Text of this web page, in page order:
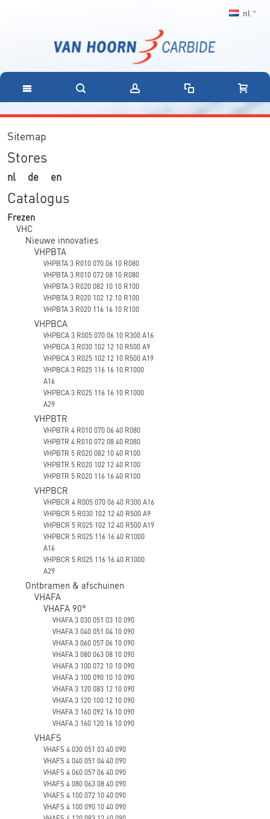
nl
Sitemap
Stores
nl de en
Catalogus
Frezen
VHC
Nieuwe innovaties
VHPBTA
VHPBTA 3 R010 070 06 10 R080
VHPBTA 3 R010 072 08 10 R080
VHPBTA 3 R020 082 10 10 R100
VHPBTA 3 R020 102 12 10 R100
VHPBTA 3 R020 116 16 10 R100
VHPBCA
VHPBCA 3 R005 070 06 10 R300 A16
VHPBCA 3 R030 102 12 10 R500 A9
VHPBCA 3 R025 102 12 10 R500 A19
VHPBCA 3 R025 116 16 10 R1000
A16
VHPBCA 3 R025 116 16 10 R1000
A29
VHPBTR
VHPBTR 4 R010 070 06 40 R080
VHPBTR 4 R010 072 08 40 R080
VHPBTR 5 R020 082 10 40 R100
VHPBTR 5 R020 102 12 40 R100
VHPBTR 5 R020 116 16 40 R100
VHPBCR
VHPBCR 4 R005 070 06 40 R300 A16
VHPBCR 5 R030 102 12 40 R500 A9
VHPBCR 5 R025 102 12 40 R500 A19
VHPBCR 5 R025 116 16 40 R1000
A16
VHPBCR 5 R025 116 16 40 R1000
A29
Ontbramen & afschuinen
VHAFA
VHAFA 90°
VHAFA 3 030 051 03 10 090
VHAFA 3 040 051 04 10 090
VHAFA 3 060 057 06 10 090
VHAFA 3 080 063 08 10 090
VHAFA 3 100 072 10 10 090
VHAFA 3 100 090 10 10 090
VHAFA 3 120 083 12 10 090
VHAFA 3 120 100 12 10 090
VHAFA 3 160 092 16 10 090
VHAFA 3 160 120 16 10 090
VHAFS
VHAFS 4 030 051 03 40 090
VHAFS 4 040 051 04 40 090
VHAFS 4 060 057 06 40 090
VHAFS 4 080 063 08 40 090
VHAFS 4 100 072 10 40 090
VHAFS 4 100 090 10 40 090